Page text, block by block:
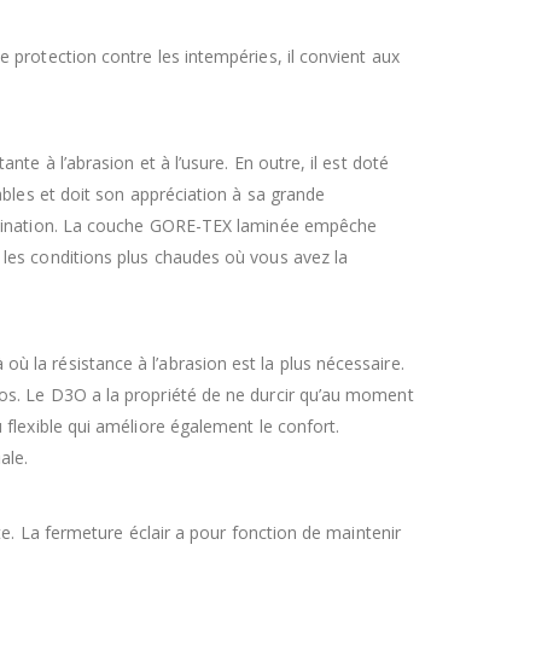
protection contre les intempéries, il convient aux
à l’abrasion et à l’usure. En outre, il est doté
et doit son appréciation à sa grande
La couche GORE-TEX laminée empêche
conditions plus chaudes où vous avez la
la résistance à l’abrasion est la plus nécessaire.
Le D3O a la propriété de ne durcir qu’au moment
flexible qui améliore également le confort.
La fermeture éclair a pour fonction de maintenir